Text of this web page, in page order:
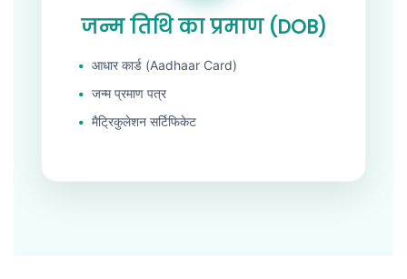
जन्म तिथि का प्रमाण (DOB)
आधार कार्ड (Aadhaar Card)
जन्म प्रमाण पत्र
मैट्रिकुलेशन सर्टिफिकेट